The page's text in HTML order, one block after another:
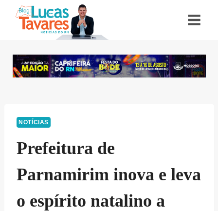
NOTÍCIAS
Prefeitura de
Parnamirim inova e leva
o espírito natalino a